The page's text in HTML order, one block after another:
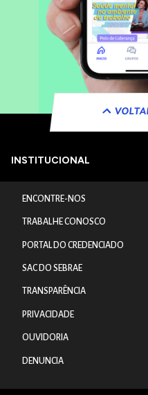
INSTITUCIONAL
ENCONTRE-NOS
TRABALHE CONOSCO
PORTAL DO CREDENCIADO
SAC DO SEBRAE
TRANSPARÊNCIA
PRIVACIDADE
OUVIDORIA
DENUNCIA